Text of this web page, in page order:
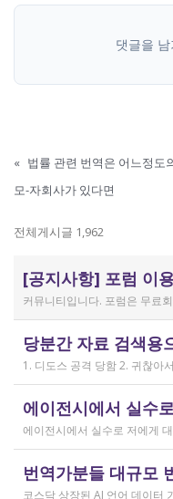
댓글을 남
« 법률 관련 번역은 어느정도
모-자회사가 있다면
전체게시글 1,962
[공지사항] 포럼 이
당분간 자료 검색용
번역가분들 대규모